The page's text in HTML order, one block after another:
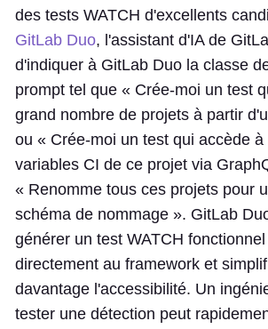
des tests WATCH d'excellents
GitLab Duo, l'assistant d'IA de
d'indiquer à GitLab Duo la classe
prompt tel que « Crée-moi un test
grand nombre de projets à partir
ou « Crée-moi un test qui accède
variables CI de ce projet via
« Renomme tous ces projets pour
schéma de nommage ». GitLab
générer un test WATCH
directement au framework et
davantage l'accessibilité. Un
tester une détection peut